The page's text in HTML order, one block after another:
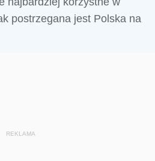
postrzegana jest Polska na
REKLAMA